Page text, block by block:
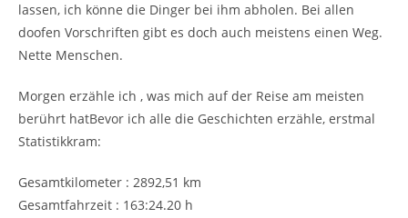
lassen, ich könne die Dinger bei ihm abholen. Bei allen
doofen Vorschriften gibt es doch auch meistens einen Weg.
Nette Menschen.
Morgen erzähle ich , was mich auf der Reise am meisten
berührt hatBevor ich alle die Geschichten erzähle, erstmal
Statistikkram:
Gesamtkilometer : 2892,51 km
Gesamtfahrzeit : 163:24.20 h